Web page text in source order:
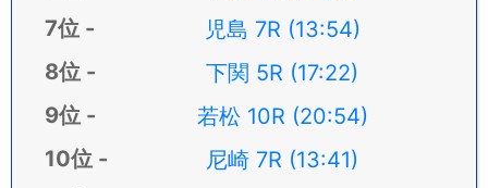
児島 7R (13:54)
下関 5R (17:22)
若松 10R (20:54)
尼崎 7R (13:41)